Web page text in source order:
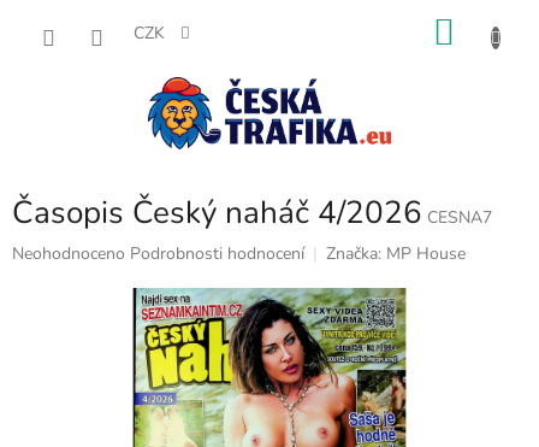
CZK
Časopis Český naháč 4/2026 CESNA7
Průměrné
Neohodnoceno Podrobnosti hodnocení Značka: MP House